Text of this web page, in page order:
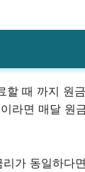
할 때 까지 원
라면 매달 원
가 동일하다